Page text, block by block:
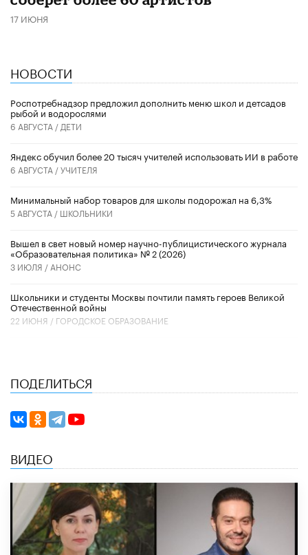
17 ИЮНЯ
НОВОСТИ
Роспотребнадзор предложил дополнить меню школ и детсадов
рыбой и водорослями
6 АВГУСТА / ДЕТИ
​Яндекс обучил более 20 тысяч учителей использовать ИИ в работе
6 АВГУСТА /УЧИТЕЛЯ
Минимальный набор товаров для школы подорожал на 6,3%
5 АВГУСТА / ШКОЛЬНИКИ
Вышел в свет новый номер научно-публицистического журнала
«Образовательная политика» № 2 (2026)
3 ИЮЛЯ / АНОНС
Школьники и студенты Москвы почтили память героев Великой
Отечественной войны
22 ИЮНЯ / ГОРОДСКОЕ ОБРАЗОВАНИЕ
ПОДЕЛИТЬСЯ
ВИДЕО